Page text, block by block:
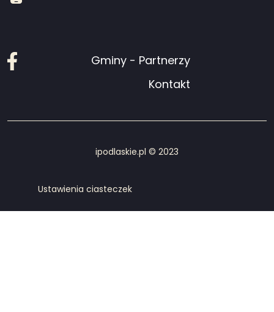
Facebook
Gminy - Partnerzy
Kontakt
ipodlaskie.pl © 2023
Ustawienia ciasteczek